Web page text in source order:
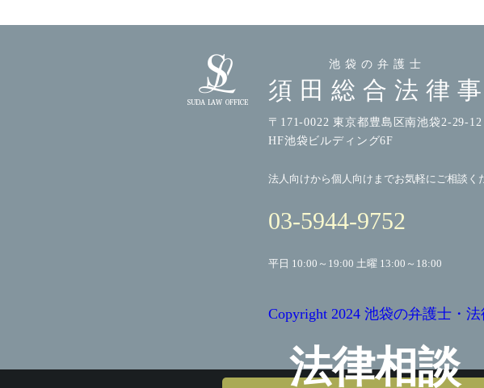
池袋の弁護士
須田総合法律
〒171-0022 東京都豊島区南池袋2-29-12
HF池袋ビルディング6F
法人向けから個人向けまでお気軽にご相談く
03-5944-9752
平日 10:00～19:00 土曜 13:00～18:00
Copyright 2024 池袋の弁護士・
法律相談